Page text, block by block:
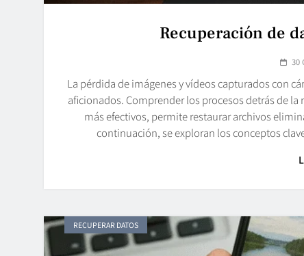
Recuperación de
30
La pérdida de imágenes y vídeos capturados con
aficionados. Comprender los procesos detrás de
más efectivos, permite restaurar archivos
continuación, se exploran los conceptos
RECUPERAR DATOS